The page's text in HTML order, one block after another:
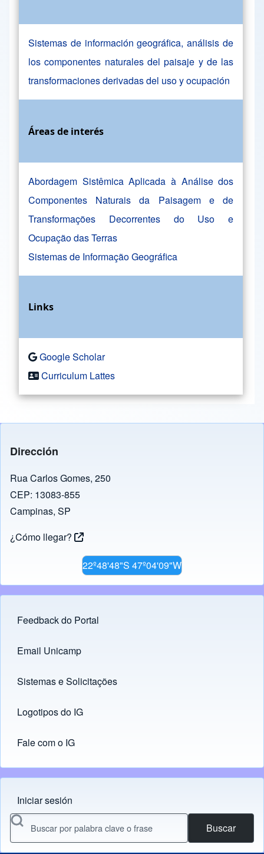
Sistemas de información geográfica, análisis de
los componentes naturales del paisaje y de las
transformaciones derivadas del uso y ocupación
Áreas de interés
Abordagem Sistêmica Aplicada à Análise dos
Componentes Naturais da Paisagem e de
Transformações Decorrentes do Uso e
Ocupação das Terras
Sistemas de Informação Geográfica
Links
Google Scholar
Curriculum Lattes
Dirección
Rua Carlos Gomes, 250
CEP: 13083-855
Campinas, SP
¿Cómo llegar?
22º48'48"S 47º04'09"W
Footer menu
Feedback do Portal
Links
Email Unicamp
(opens in new tab)
Sistemas e Solicitações
(opens in new tab)
Logotipos do IG
(opens in new tab)
Fale com o IG
Menu do usuário
Iniciar sesión
Buscar